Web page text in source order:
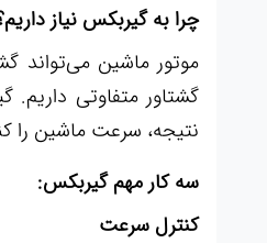
چرا به گیربکس نیاز
موتور ماشین می‌تواند
گشتاور متفاوتی
نتیجه، سرعت ماشین را
سه کار مهم گیربکس:
کنترل سرعت